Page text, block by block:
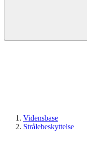
Vidensbase
Strålebeskyttelse